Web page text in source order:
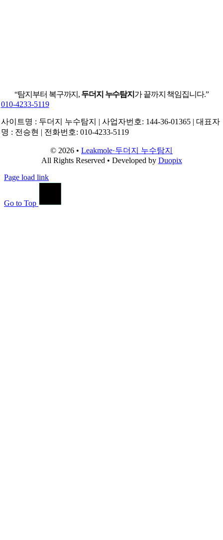
“탐지부터 복구까지, 두더지 누수탐지 가 끝까지 책임집니다.”
010-4233-5119
사이트명 : 두더지 누수탐지 | 사업자번호: 144-36-01365 | 대표자
명 : 전승현 | 전화번호: 010-4233-5119
© 2026 • Leakmole·두더지 누수탐지
All Rights Reserved • Developed by Duopix
Page load link
Go to Top